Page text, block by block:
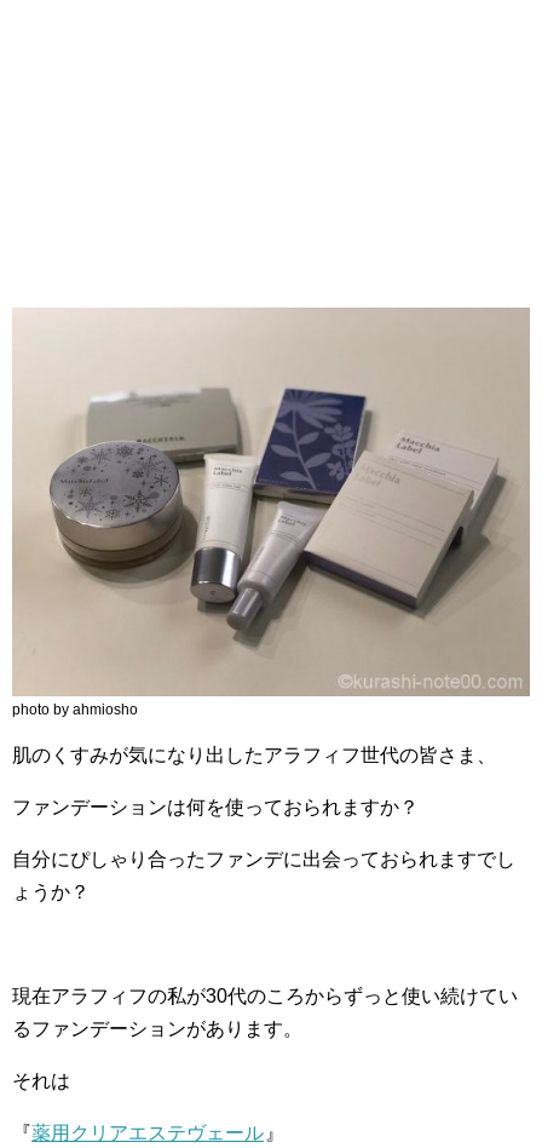
photo by ahmiosho
肌のくすみが気になり出したアラフィフ世代の皆さま、
ファンデーションは何を使っておられますか？
自分にぴしゃり合ったファンデに出会っておられますでし
ょうか？
現在アラフィフの私が30代のころからずっと使い続けてい
るファンデーションがあります。
それは
『薬用クリアエステヴェール 』